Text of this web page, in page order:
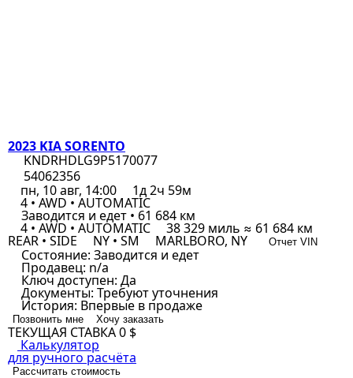
2023 KIA SORENTO
KNDRHDLG9P5170077
54062356
пн, 10 авг, 14:00
1д 2ч 59м
4 • AWD • AUTOMATIC
Заводится и едет • 61 684 км
4 • AWD • AUTOMATIC 38 329 миль ≈ 61 684 км
REAR • SIDE NY • SM MARLBORO, NY Отчет VIN
Состояние: Заводится и едет
Продавец: n/a
Ключ доступен: Да
Документы: Требуют уточнения
История: Впервые в продаже
Позвонить мне Хочу заказать
ТЕКУЩАЯ СТАВКА0 $
Калькулятор
для ручного расчёта
Рассчитать стоимость